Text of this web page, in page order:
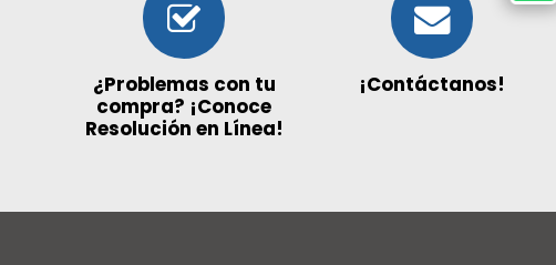
¿Problemas con tu
compra? ¡Conoce
Resolución en Línea!
¡Contáctanos!